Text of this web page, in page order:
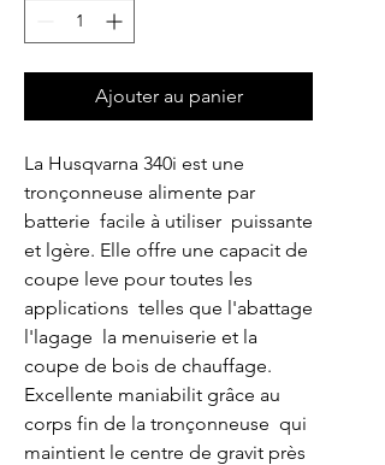
Ajouter au panier
La Husqvarna 340i est une
tronçonneuse alimente par
batterie  facile à utiliser  puissante
et lgère. Elle offre une capacit de
coupe leve pour toutes les
applications  telles que l'abattage
l'lagage  la menuiserie et la
coupe de bois de chauffage.
Excellente maniabilit grâce au
corps fin de la tronçonneuse  qui
maintient le centre de gravit près